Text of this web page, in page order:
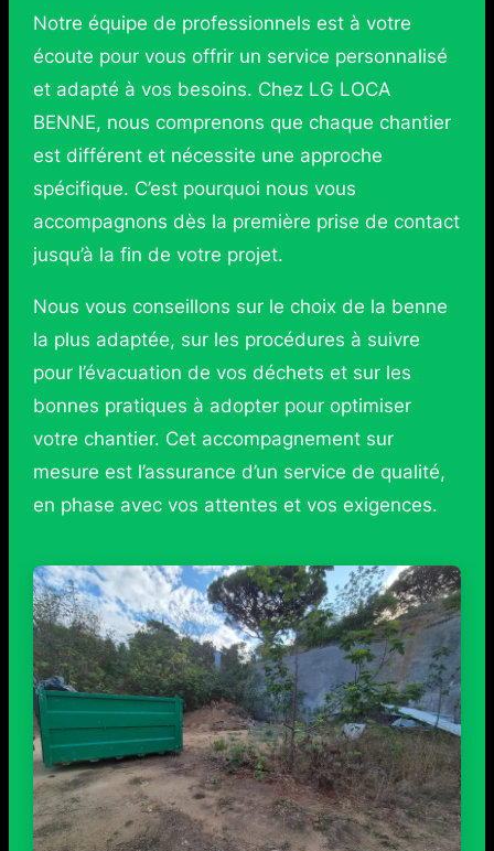
Notre équipe de professionnels est à votre
écoute pour vous offrir un service personnalisé
et adapté à vos besoins. Chez LG LOCA
BENNE, nous comprenons que chaque chantier
est différent et nécessite une approche
spécifique. C’est pourquoi nous vous
accompagnons dès la première prise de contact
jusqu’à la fin de votre projet.
Nous vous conseillons sur le choix de la benne
la plus adaptée, sur les procédures à suivre
pour l’évacuation de vos déchets et sur les
bonnes pratiques à adopter pour optimiser
votre chantier. Cet accompagnement sur
mesure est l’assurance d’un service de qualité,
en phase avec vos attentes et vos exigences.